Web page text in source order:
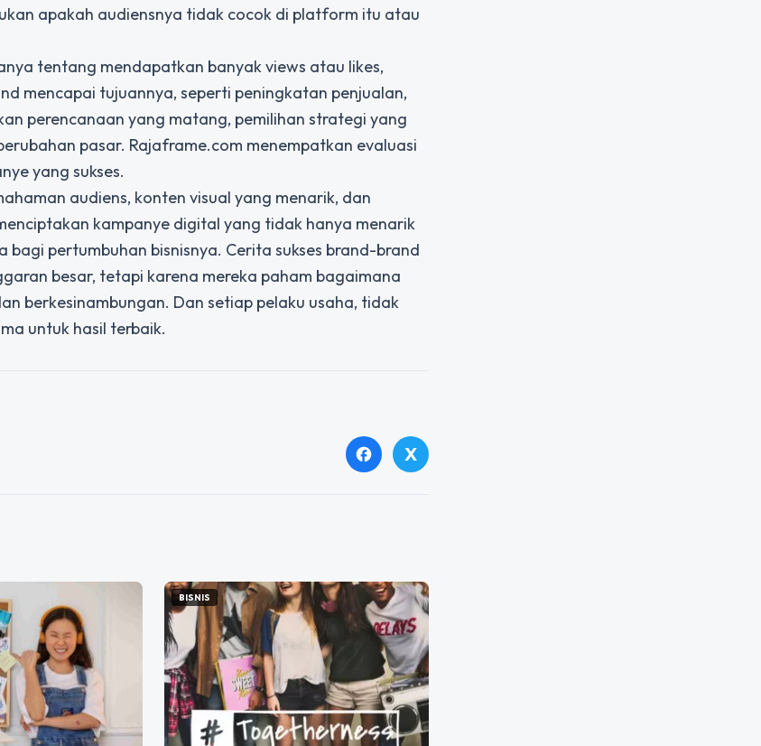
apakah audiensnya tidak cocok di platform itu atau
tentang mendapatkan banyak views atau likes,
mencapai tujuannya, seperti peningkatan penjualan,
perencanaan yang matang, pemilihan strategi yang
pasar. Rajaframe.com menempatkan evaluasi
yang sukses.
audiens, konten visual yang menarik, dan
kampanye digital yang tidak hanya menarik
pertumbuhan bisnisnya. Cerita sukses brand-brand
besar, tetapi karena mereka paham bagaimana
berkesinambungan. Dan setiap pelaku usaha, tidak
untuk hasil terbaik.
facebook X
BISNIS